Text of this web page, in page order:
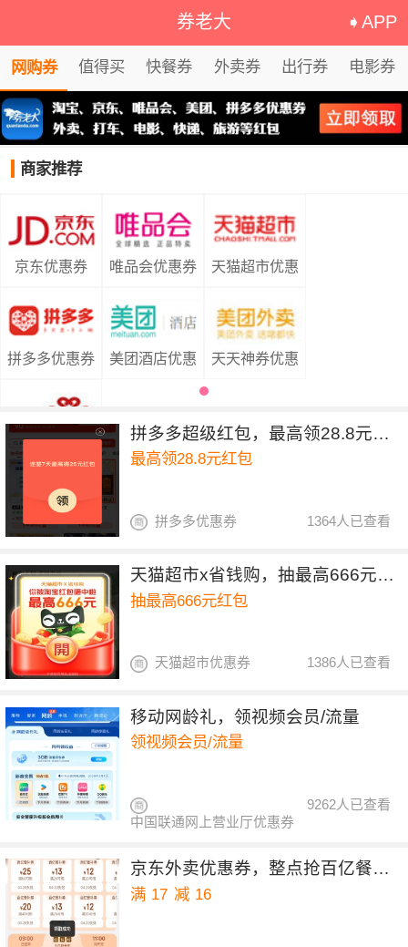
券老大 ➧APP
网购券 值得买 快餐券 外卖券 出行券 电影券
商家推荐
京东优惠券 唯品会优惠券
天猫超市优惠
拼多多优惠券
美团酒店优惠
天天神券优惠
中国联通网上
营业厅优惠券
拼多多超级红包，最高领28.8元红包
最高领28.8元红包
1364人已查看
拼多多优惠券
天猫超市x省钱购，抽最高666元红包
抽最高666元红包
1386人已查看
天猫超市优惠券
移动网龄礼，领视频会员/流量
领视频会员/流量
9262人已查看
中国联通网上营业厅优惠券
京东外卖优惠券，整点抢百亿餐补17-16券
满 17 减 16